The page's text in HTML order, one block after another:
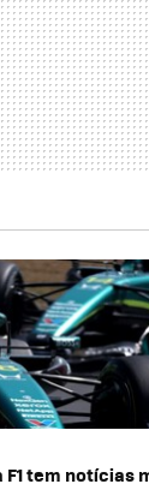
F1 tem notícias